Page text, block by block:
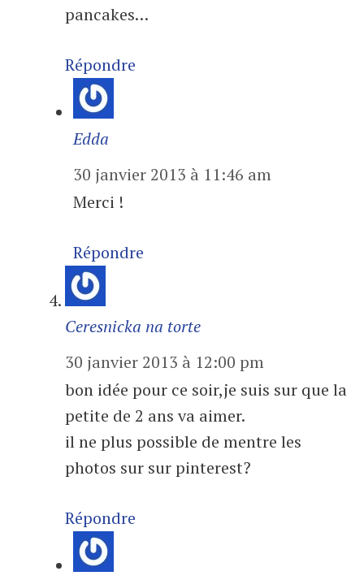
pancakes…
Répondre
Edda
30 janvier 2013 à 11:46 am
Merci !
Répondre
Ceresnicka na torte
30 janvier 2013 à 12:00 pm
bon idée pour ce soir,je suis sur que la
petite de 2 ans va aimer.
il ne plus possible de mentre les
photos sur sur pinterest?
Répondre